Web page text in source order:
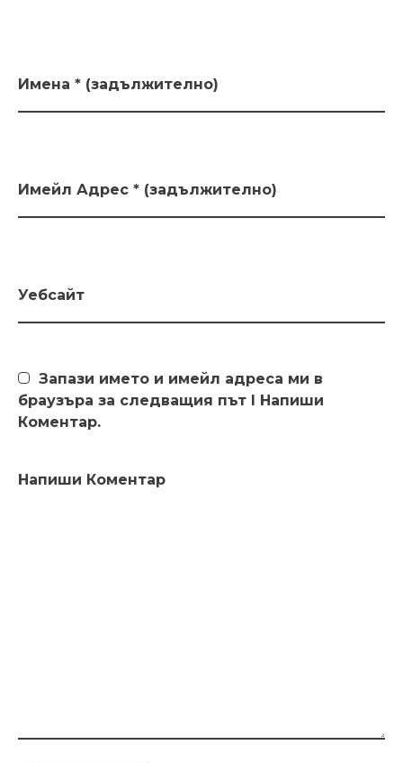
Имена * (задължително)
Имейл Адрес * (задължително)
Уебсайт
Запази името и имейл адреса ми в
браузъра за следващия път I Напиши
Коментар.
Напиши Коментар